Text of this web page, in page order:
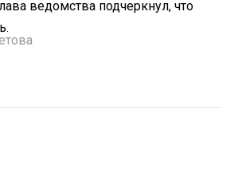
ведомства подчеркнул, что